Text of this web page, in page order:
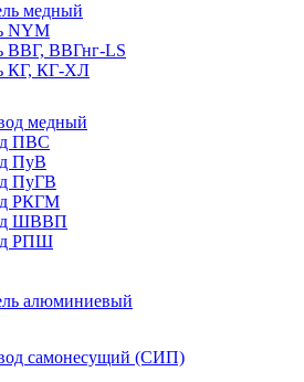
медный
NYM
ВВГ, ВВГнг-LS
КГ, КГ-ХЛ
медный
ПВС
ПуВ
ПуГВ
РКГМ
ШВВП
РПШ
алюминиевый
самонесущий (СИП)